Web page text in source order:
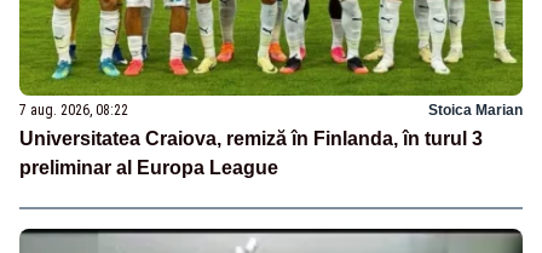
7 aug. 2026, 08:22 Stoica Marian
Universitatea Craiova, remiză în Finlanda, în turul 3
preliminar al Europa League